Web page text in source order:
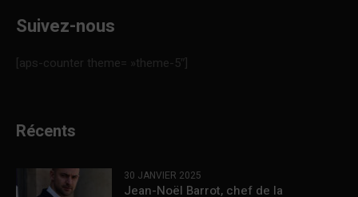
Suivez-nous
[aps-counter theme= »theme-5″]
Récents
30 JANVIER 2025
Jean-Noël Barrot, chef de la